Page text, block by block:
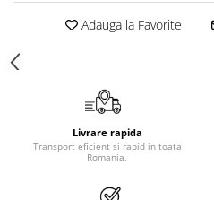
Adauga la Favorite
Livrare rapida
Transport eficient si rapid in toata
Romania.